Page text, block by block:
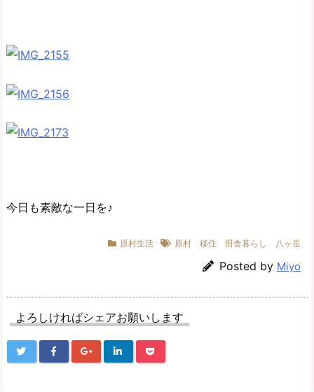
今日も素敵な一日を♪
原村生活 原村 移住 田舎暮らし 八ヶ岳
Posted by Miyo
よろしければシェアお願いします